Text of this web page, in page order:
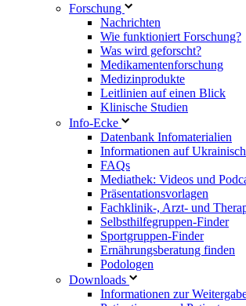
Forschung
Nachrichten
Wie funktioniert Forschung?
Was wird geforscht?
Medikamentenforschung
Medizinprodukte
Leitlinien auf einen Blick
Klinische Studien
Info-Ecke
Datenbank Infomaterialien
Informationen auf Ukrainisch
FAQs
Mediathek: Videos und
Präsentationsvorlagen
Fachklinik-, Arzt- und
Selbsthilfegruppen-Finder
Sportgruppen-Finder
Ernährungsberatung finden
Podologen
Downloads
Informationen zur